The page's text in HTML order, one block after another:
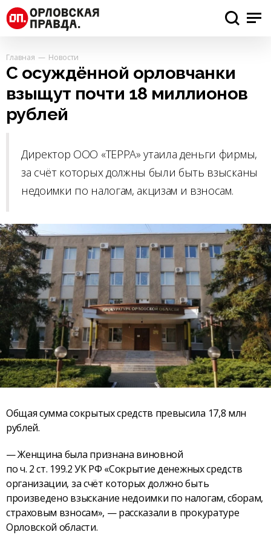
Главная Новости
С осуждённой орловчанки
взыщут почти 18 миллионов
рублей
Директор ООО «ТЕРРА» утаила деньги фирмы,
за счёт которых должны были быть взысканы
недоимки по налогам, акцизам и взносам.
Общая сумма сокрытых средств превысила 17,8 млн
рублей.
— Женщина была признана виновной
по ч. 2 ст. 199.2 УК РФ «Сокрытие денежных средств
организации, за счёт которых должно быть
произведено взыскание недоимки по налогам, сборам,
страховым взносам», — рассказали в прокуратуре
Орловской области.